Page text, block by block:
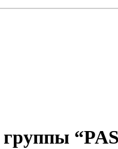
группы